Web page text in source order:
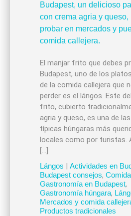
El manjar frito que debes
Budapest, uno de los
de la comida callejera que
perder es el lángos. Este
frito, cubierto
agria y queso, es una de
típicas húngaras más
locales como por turistas.
[…]
Lángos Actividades en
Budapest consejos,
Gastronomía en Budapest,
Gastronomía húngara,
Mercados y comida
Productos tradicionales